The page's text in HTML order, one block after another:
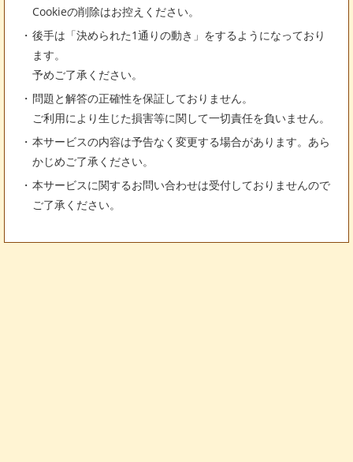
Cookieの削除はお控えください。
後手は「決められた1通りの動き」をするようになっており
ます。
予めご了承ください。
問題と解答の正確性を保証しておりません。
ご利用により生じた損害等に関して一切責任を負いません。
本サービスの内容は予告なく変更する場合があります。あら
かじめご了承ください。
本サービスに関するお問い合わせは受付しておりませんので
ご了承ください。